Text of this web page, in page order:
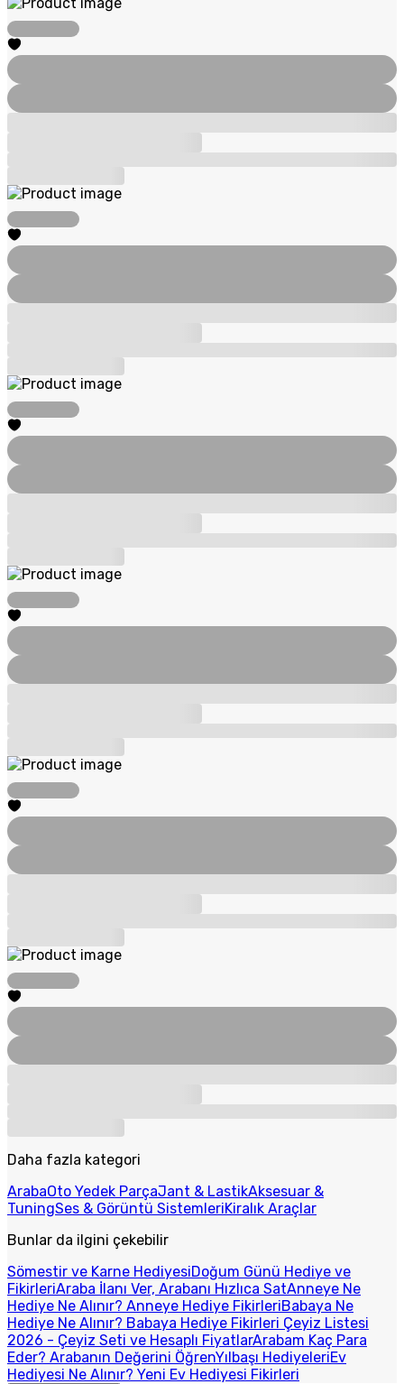
Daha fazla kategori
ArabaOto Yedek ParçaJant & LastikAksesuar &
TuningSes & Görüntü SistemleriKiralık Araçlar
Bunlar da ilgini çekebilir
Sömestir ve Karne HediyesiDoğum Günü Hediye ve
FikirleriAraba İlanı Ver, Arabanı Hızlıca SatAnneye Ne
Hediye Ne Alınır? Anneye Hediye FikirleriBabaya Ne
Hediye Ne Alınır? Babaya Hediye Fikirleri Çeyiz Listesi
2026 - Çeyiz Seti ve Hesaplı FiyatlarArabam Kaç Para
Eder? Arabanın Değerini ÖğrenYılbaşı HediyeleriEv
Hediyesi Ne Alınır? Yeni Ev Hediyesi Fikirleri